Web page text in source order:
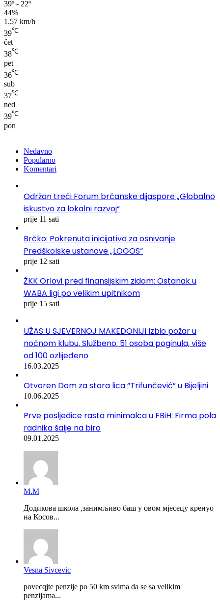
39º - 22º
44%
1.57 km/h
39℃
čet
38℃
pet
36℃
sub
37℃
ned
39℃
pon
Nedavno
Popularno
Komentari
Održan treći Forum brčanske dijaspore „Globalno
iskustvo za lokalni razvoj“
prije 11 sati
Brčko: Pokrenuta inicijativa za osnivanje
Predškolske ustanove „LOGOS“
prije 12 sati
ŽKK Orlovi pred finansijskim zidom: Ostanak u
WABA ligi po velikim upitnikom
prije 15 sati
UŽAS U SJEVERNOJ MAKEDONIJI Izbio požar u
noćnom klubu. Službeno: 51 osoba poginula, više
od 100 ozlijeđeno
16.03.2025
Otvoren Dom za stara lica “Trifunčević” u Bijeljini
10.06.2025
Prve posljedice rasta minimalca u FBiH: Firma pola
radnika šalje na biro
09.01.2025
М.М
Додикова школа ,занимљиво баш у овом мјесецу кренуо
на Косов...
Vesna Sivcevic
povecqjte penzije po 50 km svima da se sa velikim
penzijama...